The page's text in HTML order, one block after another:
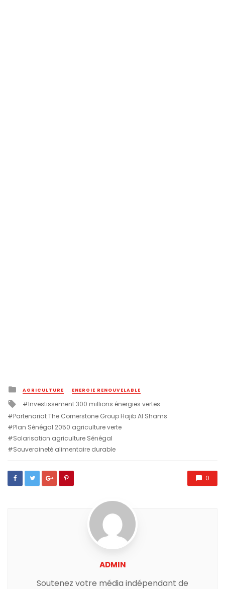
Posted
in
AGRICULTURE ENERGIE RENOUVELABLE
Tagged
with
Investissement 300 millions énergies vertes
Partenariat The Cornerstone Group Hajib Al Shams
Plan Sénégal 2050 agriculture verte
Solarisation agriculture Sénégal
Souveraineté alimentaire durable
0
ADMIN
Soutenez votre média indépendant de